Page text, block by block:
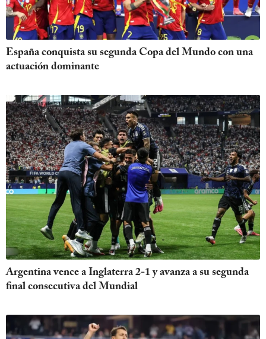
España conquista su segunda Copa del Mundo con una
actuación dominante
Argentina vence a Inglaterra 2-1 y avanza a su segunda
final consecutiva del Mundial